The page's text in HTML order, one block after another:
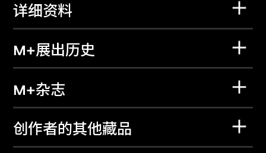
详细资料
M+展出历史
M+杂志
创作者的其他藏品